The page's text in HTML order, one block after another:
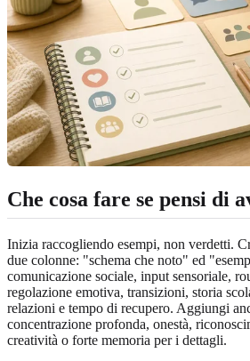
Che cosa fare se pensi di
Inizia raccogliendo esempi, non verdetti.
due colonne: "schema che noto" ed
comunicazione sociale, input sensoriale,
regolazione emotiva, transizioni, storia
relazioni e tempo di recupero. Aggiungi
concentrazione profonda, onestà,
creatività o forte memoria per i dettagli.